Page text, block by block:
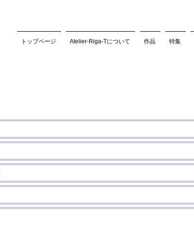
トップページ Atelier-Riga-Tについて 作品 特集